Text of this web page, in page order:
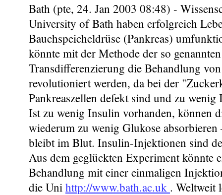
Bath (pte, 24. Jan 2003 08:48) -
University of Bath haben erfolgreich
Bauchspeicheldrüse (Pankreas)
könnte mit der Methode der so genannten
Transdifferenzierung die Behandlung
revolutioniert werden, da bei der
Pankreaszellen defekt sind und zu
Ist zu wenig Insulin vorhanden, können
wiederum zu wenig Glukose
bleibt im Blut. Insulin-Injektionen sind
Aus dem geglückten Experiment könnte
Behandlung mit einer einmaligen
die Uni http://www.bath.ac.uk . Weltweit